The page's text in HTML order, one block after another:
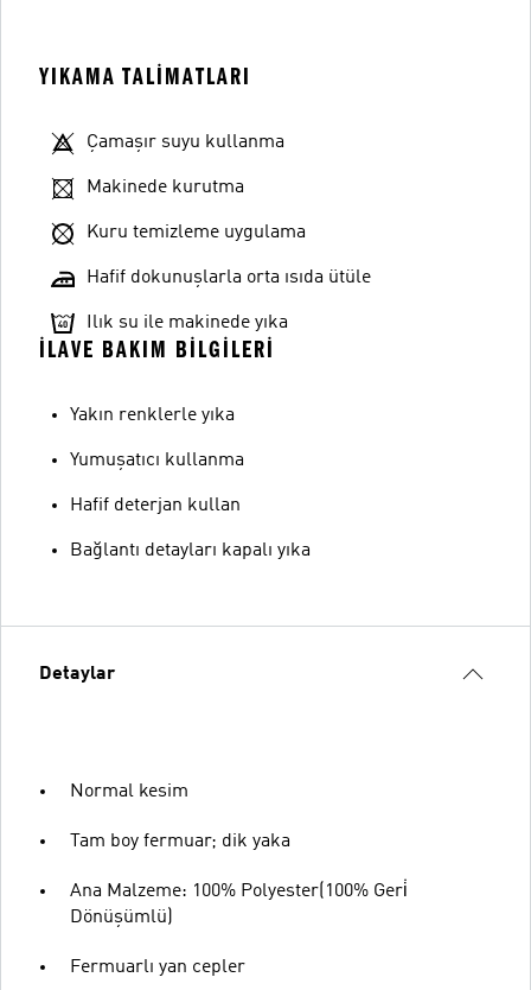
YIKAMA TALIMATLARI
Çamaşır suyu kullanma
Makinede kurutma
Kuru temizleme uygulama
Hafif dokunuşlarla orta ısıda ütüle
Ilık su ile makinede yıka
İLAVE BAKIM BILGILERI
Yakın renklerle yıka
Yumuşatıcı kullanma
Hafif deterjan kullan
Bağlantı detayları kapalı yıka
Detaylar
Normal kesim
Tam boy fermuar; dik yaka
Ana Malzeme: 100% Polyester(100% Geri̇
Dönüşümlü)
Fermuarlı yan cepler